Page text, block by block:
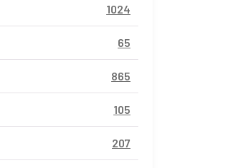
1024
65
865
105
207